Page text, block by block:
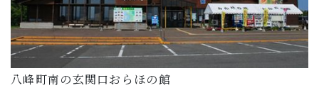
移住・定住
ビジネス・産業
八峰町南の玄関口おらほの館